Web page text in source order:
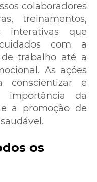
colaboradores
treinamentos,
interativas que
com a
trabalho até a
As ações
conscientizar e
importância da
a promoção de
os